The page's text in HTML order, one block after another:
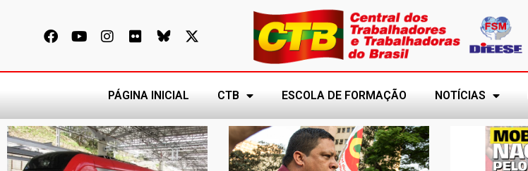
PÁGINA INICIAL CTB ESCOLA DE FORMAÇÃO NOTÍCIAS